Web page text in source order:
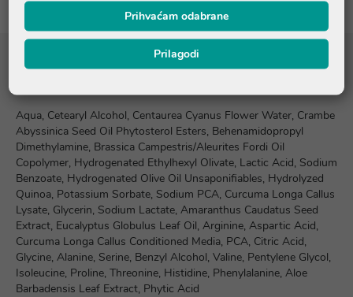
Sastojci
Aqua, Cetearyl Alcohol, Centaurea Cyanus Flower Water, Crambe
Abyssinica Seed Oil Phytosterol Esters, Behenamidopropyl
Dimethylamine, Brassica Campestris/Aleurites Fordi Oil
Copolymer, Hydrogenated Ethylhexyl Olivate, Lactic Acid, Sodium
Benzoate, Hydrogenated Olive Oil Unsaponifiables, Hydrolyzed
Quinoa, Potassium Sorbate, Sodium PCA, Curcuma Longa Callus
Lysate, Glycerin, Sodium Lactate, Amaranthus Caudatus Seed
Extract, Eucalyptus Globulus Leaf Oil, Arginine, Aspartic Acid,
Curcuma Longa Callus Conditioned Media, PCA, Citric Acid,
Glycine, Alanine, Serine, Benzyl Alcohol, Valine, Pentylene Glycol,
Isoleucine, Proline, Threonine, Histidine, Phenylalanine, Aloe
Barbadensis Leaf Extract, Phytic Acid
Prihvaćam odabrane
Prilagodi